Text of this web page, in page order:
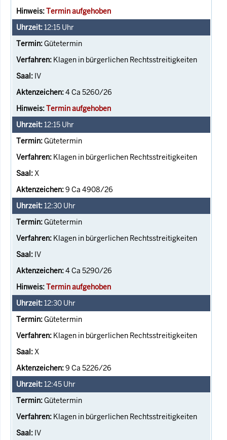
Termin aufgehoben
12:15 Uhr
Gütetermin
Klagen in bürgerlichen Rechtsstreitigkeiten
IV
4 Ca 5260/26
Termin aufgehoben
12:15 Uhr
Gütetermin
Klagen in bürgerlichen Rechtsstreitigkeiten
X
9 Ca 4908/26
12:30 Uhr
Gütetermin
Klagen in bürgerlichen Rechtsstreitigkeiten
IV
4 Ca 5290/26
Termin aufgehoben
12:30 Uhr
Gütetermin
Klagen in bürgerlichen Rechtsstreitigkeiten
X
9 Ca 5226/26
12:45 Uhr
Gütetermin
Klagen in bürgerlichen Rechtsstreitigkeiten
IV